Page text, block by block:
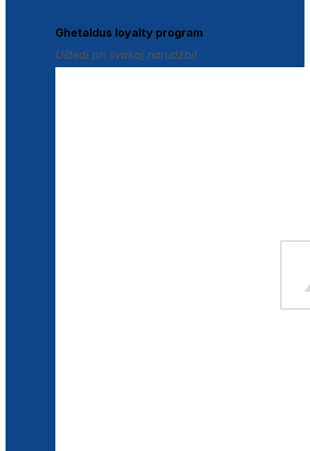
Ghetaldus loyalty program
Uštedi pri svakoj narudžbi!